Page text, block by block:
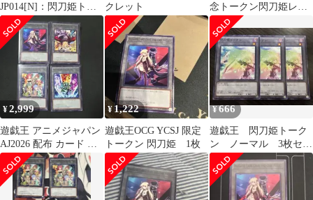
JP014[N]：閃刀姫トー
クン
クレット
念トークン閃刀姫レ
イ、ロゼ
¥2,999
遊戯王 アニメジャパン
AJ2026 配布 カード ト
ークン 全4種コンプ
¥1,222
遊戯王OCG YCSJ 限定
トークン 閃刀姫 1枚
¥666
遊戯王 閃刀姫トーク
ン ノーマル 3枚セッ
ト 23TP